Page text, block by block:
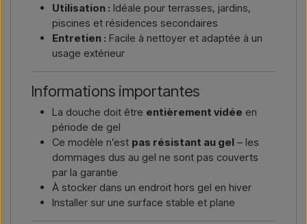
Utilisation : Idéale pour terrasses, jardins,
piscines et résidences secondaires
Entretien : Facile à nettoyer et adaptée à un
usage extérieur
Informations importantes
La douche doit être entièrement vidée en
période de gel
Ce modèle n’est pas résistant au gel – les
dommages dus au gel ne sont pas couverts
par la garantie
À stocker dans un endroit hors gel en hiver
Installer sur une surface stable et plane